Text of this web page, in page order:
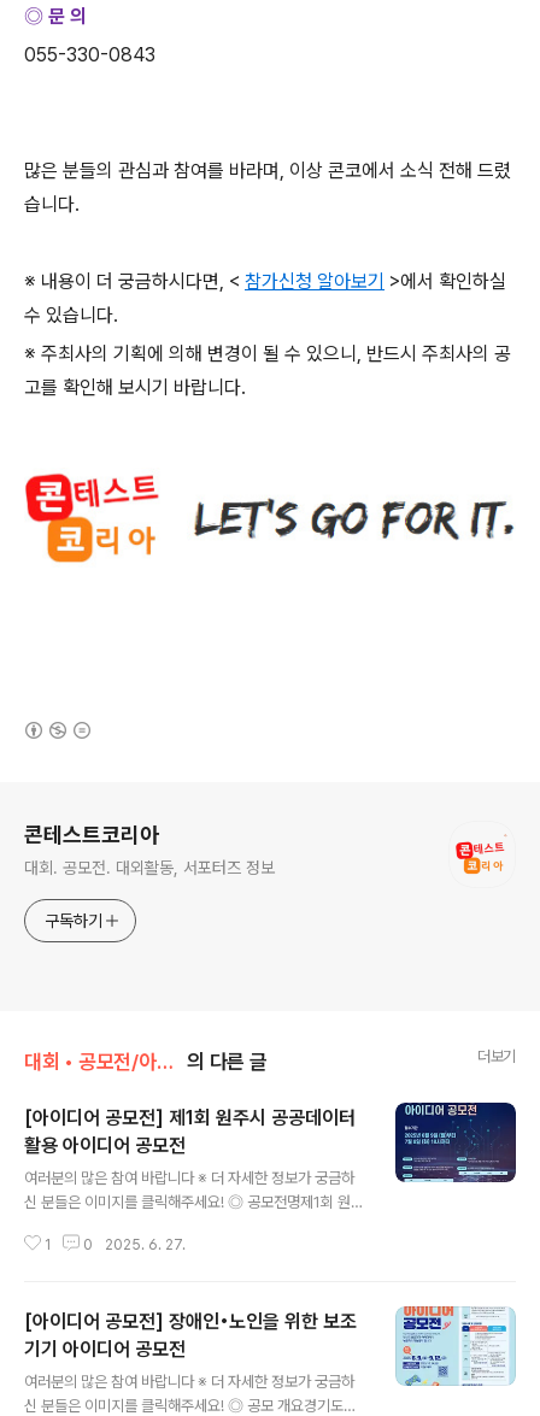
◎ 문 의
055-330-0843
많은 분들의 관심과 참여를 바라며, 이상 콘코에서 소식 전해 드렸
습니다.
※ 내용이 더 궁금하시다면, < 참가신청 알아보기 >에서 확인하실
수 있습니다.
※ 주최사의 기획에 의해 변경이 될 수 있으니 , 반드시 주최사의 공
고를 확인해 보시기 바랍니다.
콘테스트코리아
대회. 공모전. 대외활동, 서포터즈 정보
구독하기
대회 • 공모전/아이디어 • 제안 의 다른 글 더보기
[아이디어 공모전] 제1회 원주시 공공데이터
활용 아이디어 공모전
여러분의 많은 참여 바랍니다 ※ 더 자세한 정보가 궁금하
신 분들은 이미지를 클릭해주세요! ◎ 공모전명제1회 원주
터를 활용하여 원주시 현안문제 해결하거나 생활에 도움을
내- 접수기간 : 2025. 6. 9.(월) 09:00 ∼ 7. 8.(화) 18:0
0- 1차 서면평가 : 2025.07.09.(수) ~ 07.11.(금)- 1차 서
면평가 결과발표 : 7월 3주차 예정- 2차 대면평가 : 7월 4
주차 예정- 최종 결과발표 : 7월 4주차 예정 ◎ 지원방법
1 0 2025. 6. 27.
[아이디어 공모전] 장애인•노인을 위한 보조
기기 아이디어 공모전
여러분의 많은 참여 바랍니다 ※ 더 자세한 정보가 궁금하
신 분들은 이미지를 클릭해주세요! ◎ 공모 개요경기도재